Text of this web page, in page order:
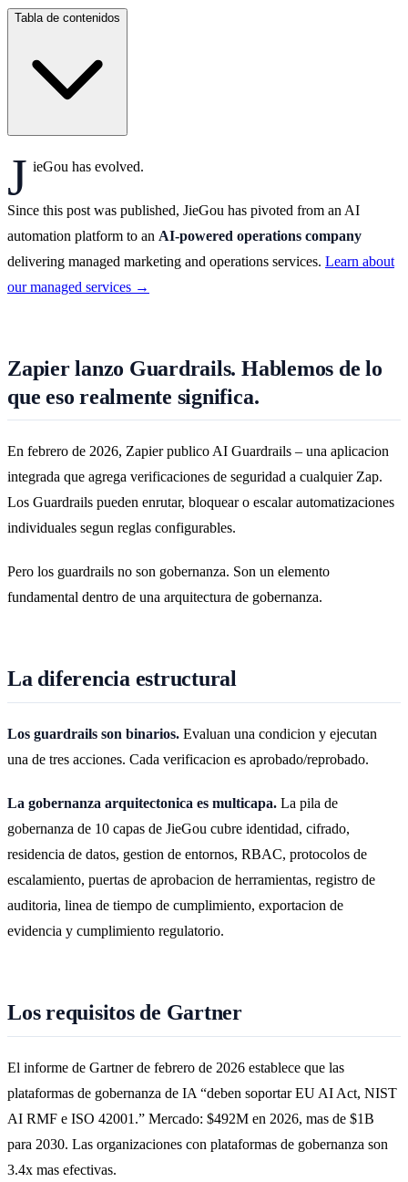
Tabla de contenidos
J ieGou has evolved.
Since this post was published, JieGou has pivoted from an AI
automation platform to an AI-powered operations company
delivering managed marketing and operations services. Learn about
our managed services →
Zapier lanzo Guardrails. Hablemos de lo
que eso realmente significa.
En febrero de 2026, Zapier publico AI Guardrails – una aplicacion
integrada que agrega verificaciones de seguridad a cualquier Zap.
Los Guardrails pueden enrutar, bloquear o escalar automatizaciones
individuales segun reglas configurables.
Pero los guardrails no son gobernanza. Son un elemento
fundamental dentro de una arquitectura de gobernanza.
La diferencia estructural
Los guardrails son binarios. Evaluan una condicion y ejecutan
una de tres acciones. Cada verificacion es aprobado/reprobado.
La gobernanza arquitectonica es multicapa. La pila de
gobernanza de 10 capas de JieGou cubre identidad, cifrado,
residencia de datos, gestion de entornos, RBAC, protocolos de
escalamiento, puertas de aprobacion de herramientas, registro de
auditoria, linea de tiempo de cumplimiento, exportacion de
evidencia y cumplimiento regulatorio.
Los requisitos de Gartner
El informe de Gartner de febrero de 2026 establece que las
plataformas de gobernanza de IA “deben soportar EU AI Act, NIST
AI RMF e ISO 42001.” Mercado: $492M en 2026, mas de $1B
para 2030. Las organizaciones con plataformas de gobernanza son
3.4x mas efectivas.